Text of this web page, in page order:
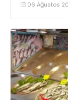
bulundu.
06 Ağustos